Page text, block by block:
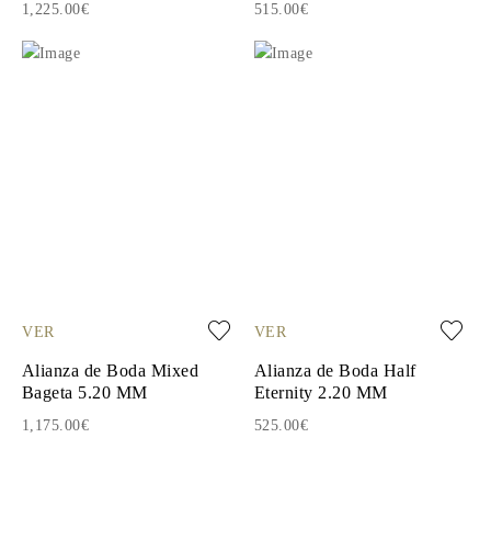
1,225.00€ 515.00€
VER
Alianza de Boda Mixed
Bageta 5.20 MM
1,175.00€
VER
Alianza de Boda Half
Eternity 2.20 MM
525.00€